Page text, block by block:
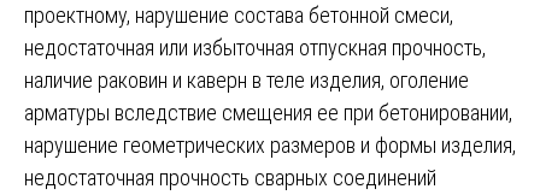
проектному, нарушение состава бетонной смеси,
недостаточная или избыточная отпускная прочность,
наличие раковин и каверн в теле изделия, оголение
арматуры вследствие смещения ее при бетонировании,
нарушение геометрических размеров и формы изделия,
недостаточная прочность сварных соединений